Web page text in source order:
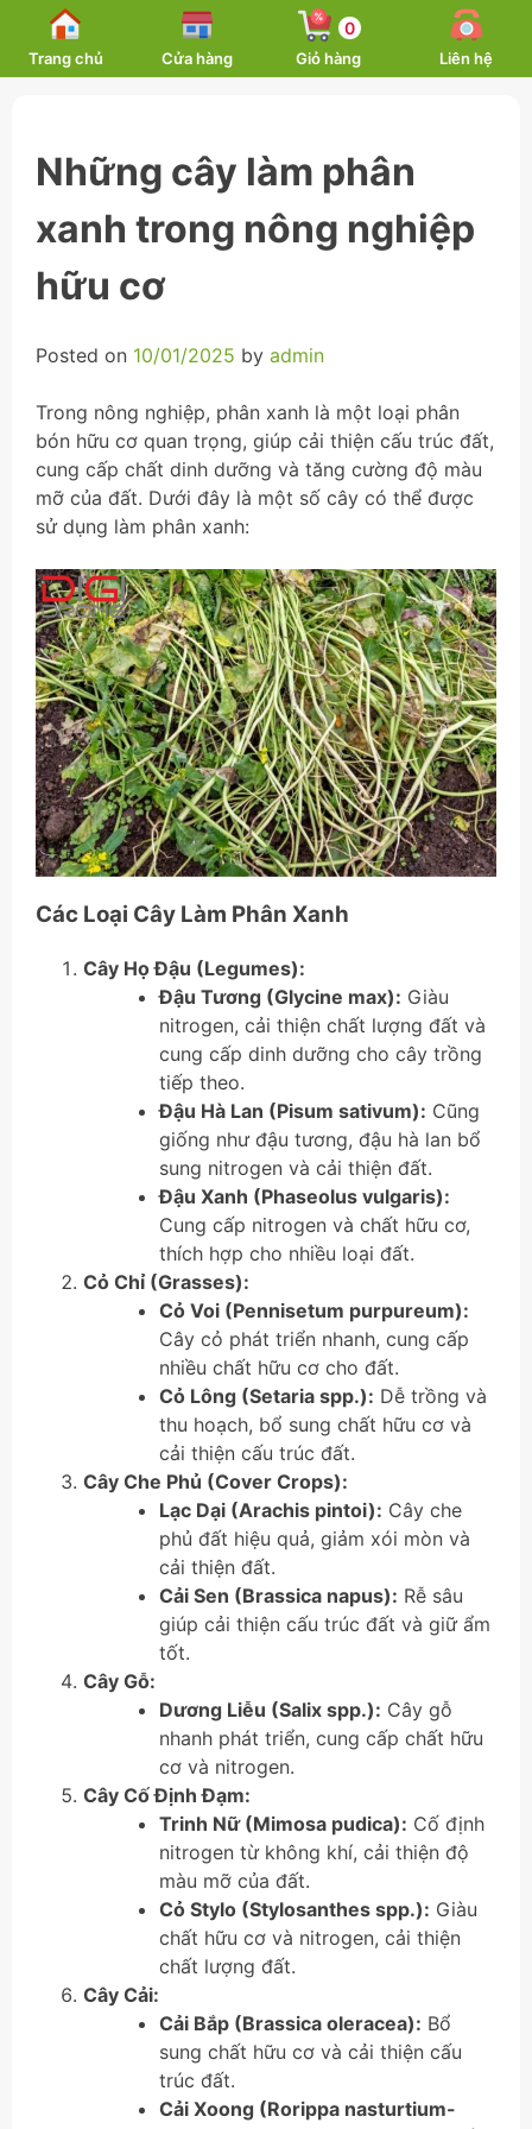
content
Trang chủ Cửa hàng
0
Giỏ hàng Liên hệ
Những cây làm phân
xanh trong nông nghiệp
hữu cơ
Posted on 10/01/2025 by admin
Trong nông nghiệp, phân xanh là một loại phân
bón hữu cơ quan trọng, giúp cải thiện cấu trúc đất,
cung cấp chất dinh dưỡng và tăng cường độ màu
mỡ của đất. Dưới đây là một số cây có thể được
sử dụng làm phân xanh:
Các Loại Cây Làm Phân Xanh
Cây Họ Đậu (Legumes):
Đậu Tương (Glycine max): Giàu
nitrogen, cải thiện chất lượng đất và
cung cấp dinh dưỡng cho cây trồng
tiếp theo.
Đậu Hà Lan (Pisum sativum): Cũng
giống như đậu tương, đậu hà lan bổ
sung nitrogen và cải thiện đất.
Đậu Xanh (Phaseolus vulgaris):
Cung cấp nitrogen và chất hữu cơ,
thích hợp cho nhiều loại đất.
Cỏ Chỉ (Grasses):
Cỏ Voi (Pennisetum purpureum):
Cây cỏ phát triển nhanh, cung cấp
nhiều chất hữu cơ cho đất.
Cỏ Lông (Setaria spp.): Dễ trồng và
thu hoạch, bổ sung chất hữu cơ và
cải thiện cấu trúc đất.
Cây Che Phủ (Cover Crops):
Lạc Dại (Arachis pintoi): Cây che
phủ đất hiệu quả, giảm xói mòn và
cải thiện đất.
Cải Sen (Brassica napus): Rễ sâu
giúp cải thiện cấu trúc đất và giữ ẩm
tốt.
Cây Gỗ:
Dương Liễu (Salix spp.): Cây gỗ
nhanh phát triển, cung cấp chất hữu
cơ và nitrogen.
Cây Cố Định Đạm:
Trinh Nữ (Mimosa pudica): Cố định
nitrogen từ không khí, cải thiện độ
màu mỡ của đất.
Cỏ Stylo (Stylosanthes spp.): Giàu
chất hữu cơ và nitrogen, cải thiện
chất lượng đất.
Cây Cải:
Cải Bắp (Brassica oleracea): Bổ
sung chất hữu cơ và cải thiện cấu
trúc đất.
Cải Xoong (Rorippa nasturtium-